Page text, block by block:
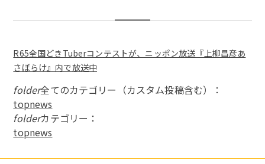
R65全国どきTuberコンテストが、ニッポン放送『上柳昌彦あ
さぼらけ』内で放送中
folder全てのカテゴリー（カスタム投稿含む）：
topnews
folderカテゴリー：
topnews